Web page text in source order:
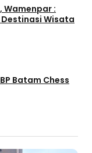
Wamenpar :
Wisata
Batam Chess